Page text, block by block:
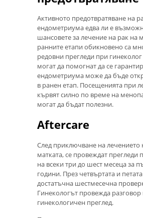
Активното предотвратяване на
ендометриума едва ли е
шансовете за лечение на рак на
ранните етапи обикновено са
редовни прегледи при
могат да помогнат да се
ендометриума може да бъде
в ранен етап. Посещенията при
кървят силно по време на
могат да бъдат полезни.
Aftercare
След приключване на лечението
матката, се провеждат прегледи
на всеки три до шест месеца за
години. През четвъртата и
достатъчна шестмесечна
Гинекологът провежда разговор
гинекологичен преглед.